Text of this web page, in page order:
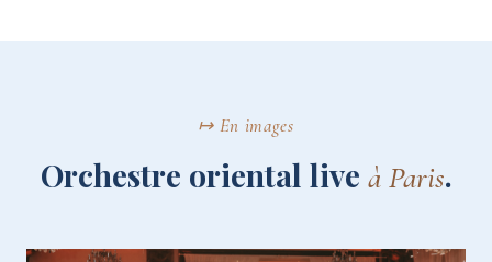
↦ En images
Orchestre oriental live à Paris.